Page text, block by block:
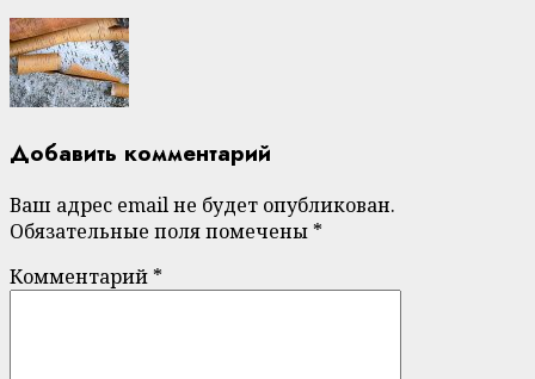
Добавить комментарий
Ваш адрес email не будет опубликован.
Обязательные поля помечены *
Комментарий *